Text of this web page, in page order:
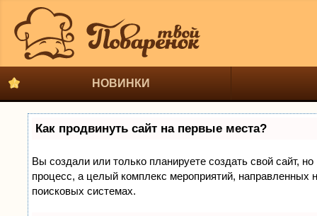
НОВИНКИ
Как продвинуть сайт на первые места?
Вы создали или только планируете создать свой сайт,
процесс, а целый комплекс мероприятий, направленных
поисковых системах.